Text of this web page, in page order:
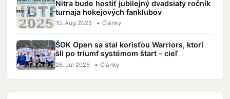
Nitra bude hostiť jubilejný dvadsiaty ročník
turnaja hokejových fanklubov
10. Aug 2025 • Články
ŠOK Open sa stal korisťou Warriors, ktorí
šli po triumf systémom štart - cieľ
26. Jul 2025 • Články